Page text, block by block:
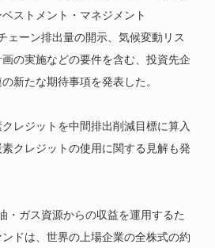
ストメント・マネジメント
ェーン排出量の開示、気候変動リス
の実施などの要件を含む、投資先企
新たな期待事項を発表した。
レジットを中間排出削減目標に算入
クレジットの使用に関する見解も発
・ガス資源からの収益を運用するた
ドは、世界の上場企業の全株式の約